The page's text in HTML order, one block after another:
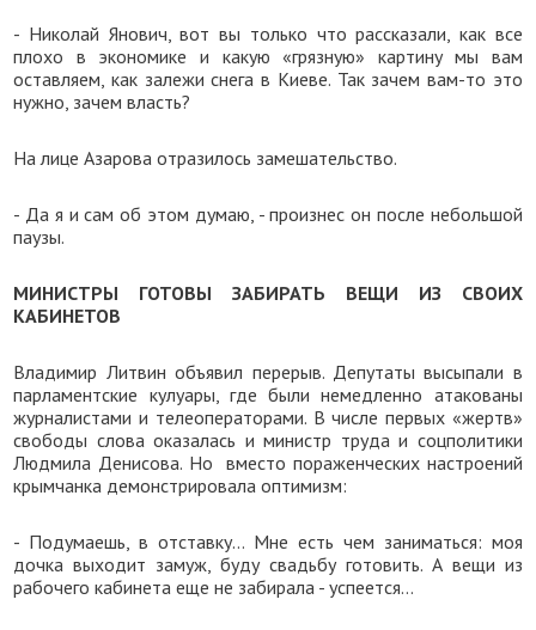
- Николай Янович, вот вы только что рассказали, как все
плохо в экономике и какую «грязную» картину мы вам
оставляем, как залежи снега в Киеве. Так зачем вам-то это
нужно, зачем власть?
На лице Азарова отразилось замешательство.
- Да я и сам об этом думаю, - произнес он после небольшой
паузы.
МИНИСТРЫ ГОТОВЫ ЗАБИРАТЬ ВЕЩИ ИЗ СВОИХ
КАБИНЕТОВ
Владимир Литвин объявил перерыв. Депутаты высыпали в
парламентские кулуары, где были немедленно атакованы
журналистами и телеоператорами. В числе первых «жертв»
свободы слова оказалась и министр труда и соцполитики
Людмила Денисова. Но вместо пораженческих настроений
крымчанка демонстрировала оптимизм:
- Подумаешь, в отставку… Мне есть чем заниматься: моя
дочка выходит замуж, буду свадьбу готовить. А вещи из
рабочего кабинета еще не забирала - успеется…